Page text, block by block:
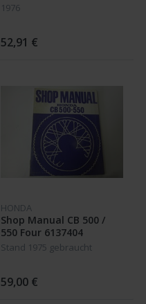
1976
52,91 €
HONDA
Shop Manual CB 500 /
550 Four 6137404
Stand 1975 gebraucht
59,00 €